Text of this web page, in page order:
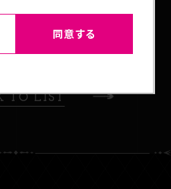
TO LIST
同意する